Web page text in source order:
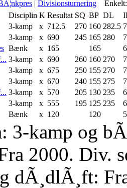
| Divisionsturnering
Enkelt:
Disciplin K Resultat SQ BP DL
3-kamp x 712.5 270 160 282.5
3-kamp x 690 245 165 280
Bænk x 165 165
3-kamp x 690 260 160 270
3-kamp x 675 250 155 270
3-kamp x 670 240 155 275
3-kamp x 570 205 130 235
3-kamp x 555 195 125 235
Bænk x 120 120
3-kamp og
2000. Div.
dÃ¸dlÃ¸ft: